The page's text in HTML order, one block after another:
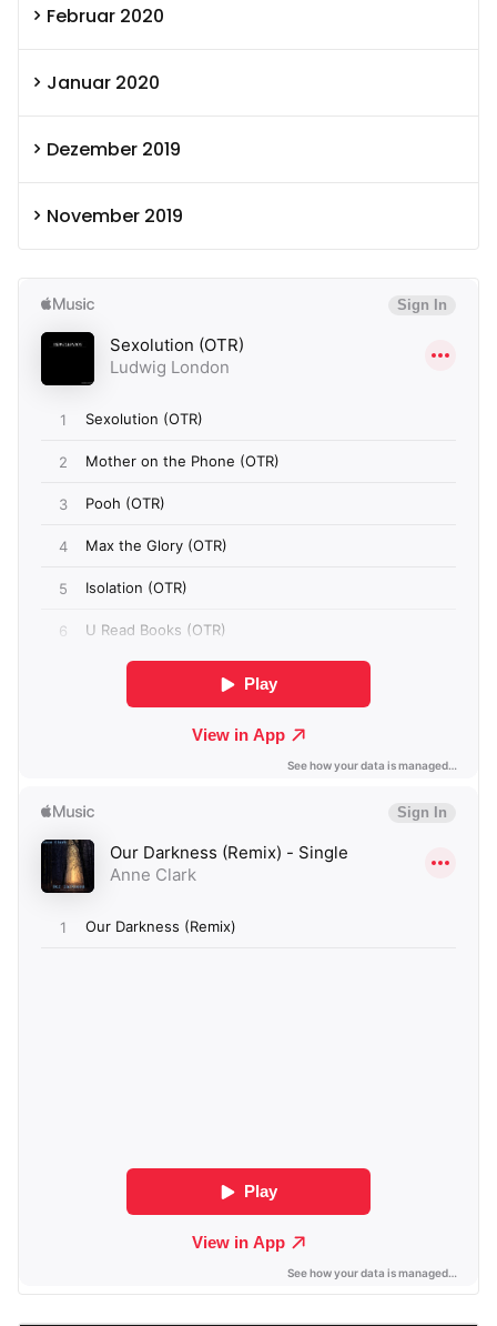
Februar 2020
Januar 2020
Dezember 2019
November 2019